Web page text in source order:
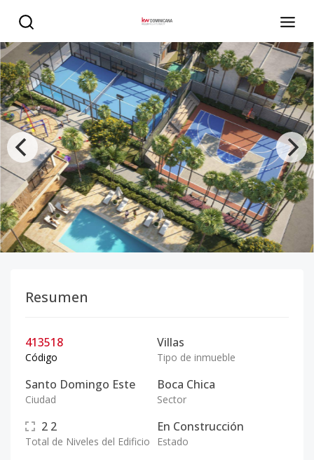
Resumen
413518
Código
Villas
Tipo de inmueble
Santo Domingo Este
Ciudad
Boca Chica
Sector
2 2
Total de Niveles del Edificio
En Construcción
Estado